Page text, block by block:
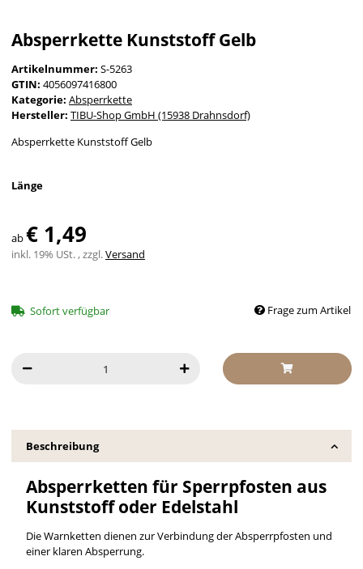
Absperrkette Kunststoff Gelb
Artikelnummer: S-5263
GTIN: 4056097416800
Kategorie: Absperrkette
Hersteller: TIBU-Shop GmbH (15938 Drahnsdorf)
Absperrkette Kunststoff Gelb
Länge
ab€ 1,49
inkl. 19% USt. , zzgl.Versand
Sofort verfügbar Frage zum Artikel
Beschreibung
Absperrketten für Sperrpfosten aus
Kunststoff oder Edelstahl
Die Warnketten dienen zur Verbindung der Absperrpfosten und
einer klaren Absperrung.